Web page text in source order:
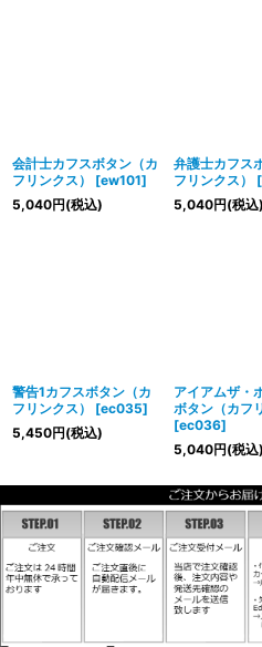
会計士カフスボタン（カ
フリンクス）
[ew101]
5,040円(税込)
弁護士カフス
フリンクス）
[
5,040円(税込)
警告1カフスボタン（カ
フリンクス）
[ec035]
5,450円(税込)
アイアムザ・
ボタン（カフ
[ec036]
5,040円(税込)